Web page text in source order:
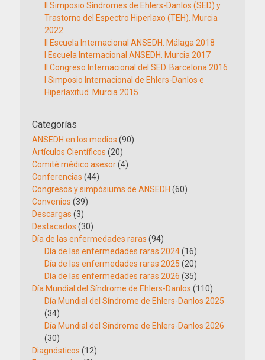
II Simposio Síndromes de Ehlers-Danlos (SED) y
Trastorno del Espectro Hiperlaxo (TEH). Murcia
2022
II Escuela Internacional ANSEDH. Málaga 2018
I Escuela Internacional ANSEDH. Murcia 2017
II Congreso Internacional del SED. Barcelona 2016
I Simposio Internacional de Ehlers-Danlos e
Hiperlaxitud. Murcia 2015
Categorías
ANSEDH en los medios (90)
Artículos Científicos (20)
Comité médico asesor(4)
Conferencias (44)
Congresos y simpósiums de ANSEDH (60)
Convenios (39)
Descargas (3)
Destacados (30)
Día de las enfermedades raras (94)
Día de las enfermedades raras 2024(16)
Día de las enfermedades raras 2025 (20)
Día de las enfermedades raras 2026 (35)
Día Mundial del Síndrome de Ehlers-Danlos (110)
Día Mundial del Síndrome de Ehlers-Danlos 2025
(34)
Día Mundial del Síndrome de Ehlers-Danlos 2026
(30)
Diagnósticos (12)